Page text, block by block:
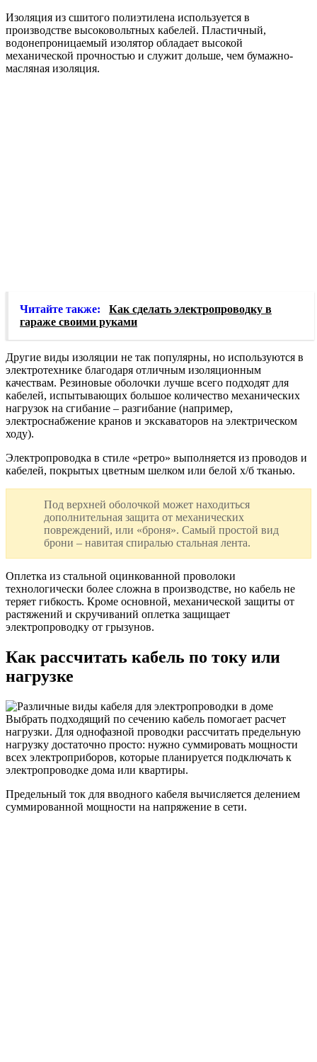
Изоляция из сшитого полиэтилена используется в
производстве высоковольтных кабелей. Пластичный,
водонепроницаемый изолятор обладает высокой
механической прочностью и служит дольше, чем бумажно-
масляная изоляция.
Читайте также:
Как сделать электропроводку в
гараже своими руками
Другие виды изоляции не так популярны, но используются в
электротехнике благодаря отличным изоляционным
качествам. Резиновые оболочки лучше всего подходят для
кабелей, испытывающих большое количество механических
нагрузок на сгибание – разгибание (например,
электроснабжение кранов и экскаваторов на электрическом
ходу).
Электропроводка в стиле «ретро» выполняется из проводов и
кабелей, покрытых цветным шелком или белой х/б тканью.
Под верхней оболочкой может находиться
дополнительная защита от механических
повреждений, или «броня». Самый простой вид
брони – навитая спиралью стальная лента.
Оплетка из стальной оцинкованной проволоки
технологически более сложна в производстве, но кабель не
теряет гибкость. Кроме основной, механической защиты от
растяжений и скручиваний оплетка защищает
электропроводку от грызунов.
Как рассчитать кабель по току или
нагрузке
Выбрать подходящий по сечению кабель помогает расчет
нагрузки. Для однофазной проводки рассчитать предельную
нагрузку достаточно просто: нужно суммировать мощности
всех электроприборов, которые планируется подключать к
электропроводке дома или квартиры.
Предельный ток для вводного кабеля вычисляется делением
суммированной мощности на напряжение в сети.